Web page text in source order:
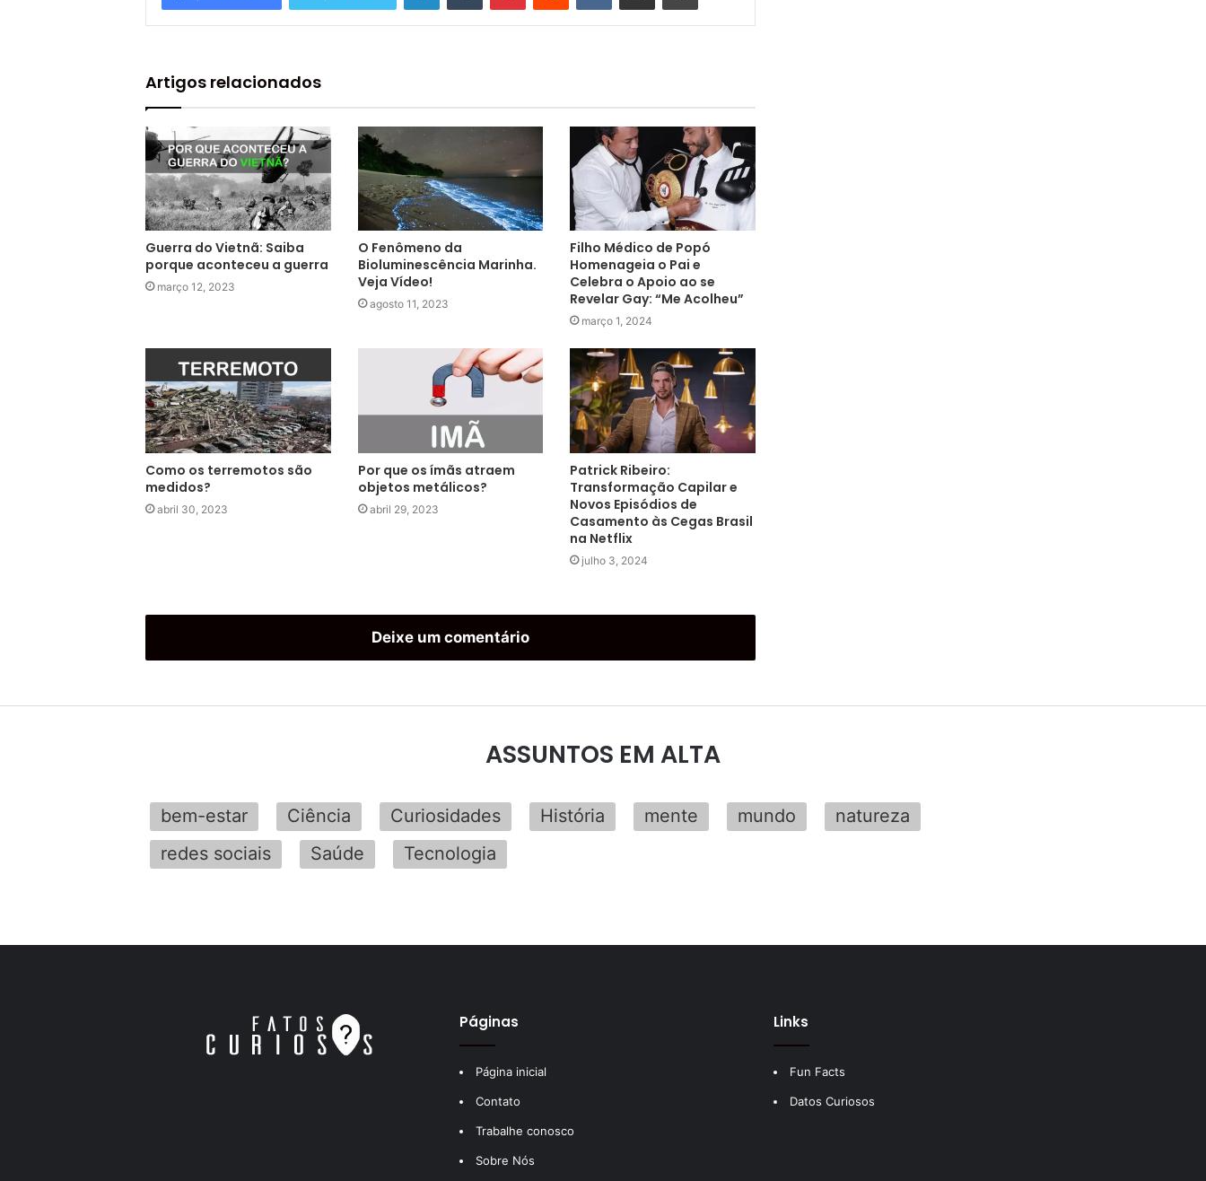
Artigos relacionados
Guerra do Vietnã: Saiba
porque aconteceu a guerra
março 12, 2023
O Fenômeno da
Bioluminescência Marinha.
Veja Vídeo!
agosto 11, 2023
Filho Médico de Popó
Homenageia o Pai e
Celebra o Apoio ao se
Revelar Gay: “Me Acolheu”
março 1, 2024
Como os terremotos são
medidos?
abril 30, 2023
Por que os ímãs atraem
objetos metálicos?
abril 29, 2023
Patrick Ribeiro:
Transformação Capilar e
Novos Episódios de
Casamento às Cegas Brasil
na Netflix
julho 3, 2024
Deixe um comentário
ASSUNTOS EM ALTA
bem-estar Ciência Curiosidades História mente mundo
natureza
redes sociais
Saúde Tecnologia
Páginas
Página inicial
Contato
Trabalhe conosco
Sobre Nós
Links
Fun Facts
Datos Curiosos